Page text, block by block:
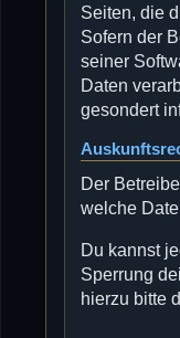
Seiten, die
Sofern der
seiner
Daten
gesondert
Der
welche
Du kannst
Sperrung
hierzu bitte